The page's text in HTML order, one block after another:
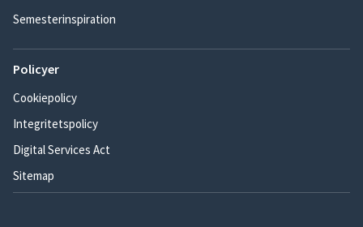
Semesterinspiration
Policyer
Cookiepolicy
Integritetspolicy
Digital Services Act
Sitemap